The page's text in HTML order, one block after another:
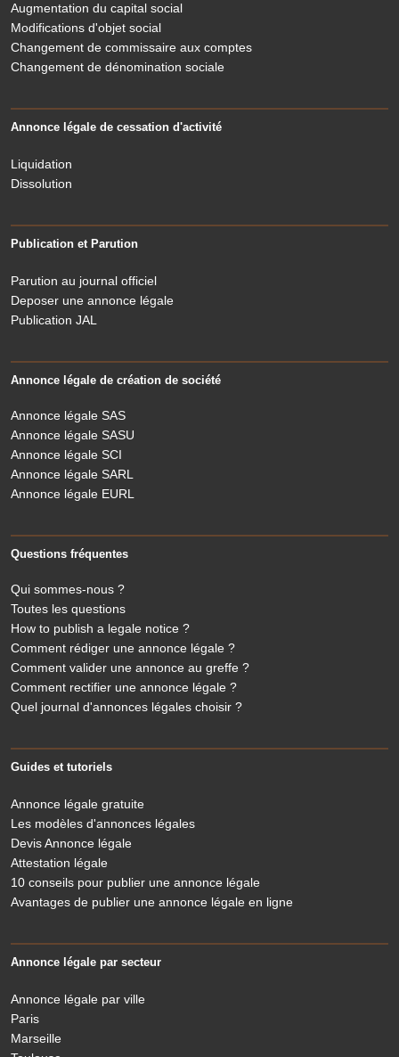
Augmentation du capital social
Modifications d'objet social
Changement de commissaire aux comptes
Changement de dénomination sociale
Annonce légale de cessation d'activité
Liquidation
Dissolution
Publication et Parution
Parution au journal officiel
Deposer une annonce légale
Publication JAL
Annonce légale de création de société
Annonce légale SAS
Annonce légale SASU
Annonce légale SCI
Annonce légale SARL
Annonce légale EURL
Questions fréquentes
Qui sommes-nous ?
Toutes les questions
How to publish a legale notice ?
Comment rédiger une annonce légale ?
Comment valider une annonce au greffe ?
Comment rectifier une annonce légale ?
Quel journal d'annonces légales choisir ?
Guides et tutoriels
Annonce légale gratuite
Les modèles d'annonces légales
Devis Annonce légale
Attestation légale
10 conseils pour publier une annonce légale
Avantages de publier une annonce légale en ligne
Annonce légale par secteur
Annonce légale par ville
Paris
Marseille